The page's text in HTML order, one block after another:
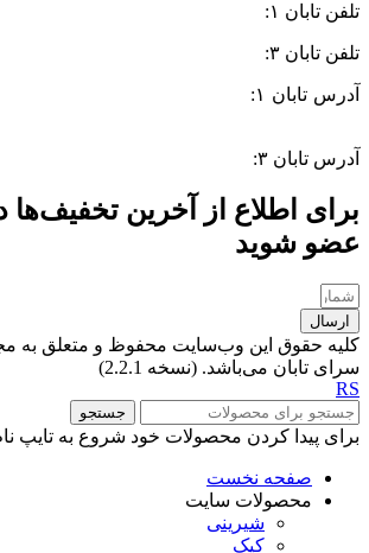
تلفن تابان ۱:
تلفن تابان ۳:
آدرس تابان ۱:
آدرس تابان ۳:
برای اطلاع از آخرین تخفیف‌ها
عضو شوید
ارسال
کلیه حقوق این وب‌سایت محفوظ و متعلق به
سرای تابان می‌باشد. (نسخه 2.2.1)
RS
جستجو
برای پیدا کردن محصولات خود شروع به تایپ
صفحه نخست
محصولات سایت
شیرینی
کیک